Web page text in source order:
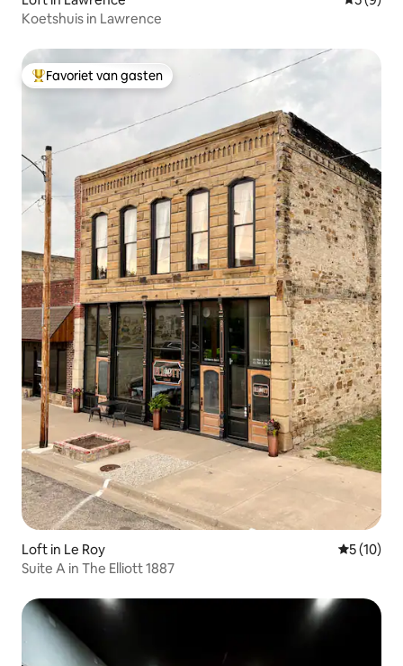
Koetshuis in Lawrence
Topfavoriet van gasten
Favoriet van gasten
Loft in Le Roy
5 (10)
Suite A in The Elliott 1887